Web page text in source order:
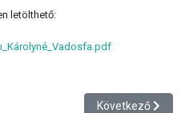
letölthető:
Következő cikk:
Következő